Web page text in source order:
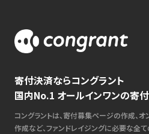
寄付決済ならコングラント
国内No.1 オールインワンの寄
コングラントは、寄付募集ページの作成、
作成など、ファンドレイジングに必要な全